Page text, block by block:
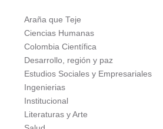
Araña que Teje
Ciencias Humanas
Colombia Científica
Desarrollo, región y paz
Estudios Sociales y Empresariales
Ingenierias
Institucional
Literaturas y Arte